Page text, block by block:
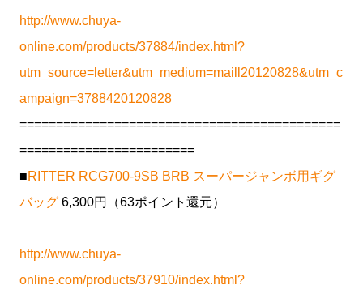
http://www.chuya-
online.com/products/37884/index.html?
utm_source=letter&utm_medium=maill20120828&utm_c
ampaign=3788420120828
============================================
========================
■RITTER RCG700-9SB BRB スーパージャンボ用ギグ
バッグ 6,300円（63ポイント還元）
http://www.chuya-
online.com/products/37910/index.html?